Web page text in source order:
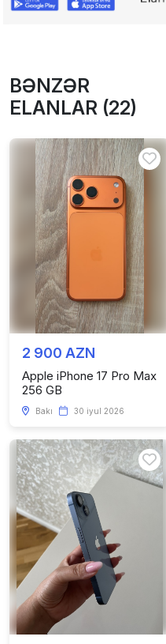
BƏNZƏR
ELANLAR (22)
2 900 AZN
Apple iPhone 17 Pro Max
256 GB
Bakı 30 iyul 2026